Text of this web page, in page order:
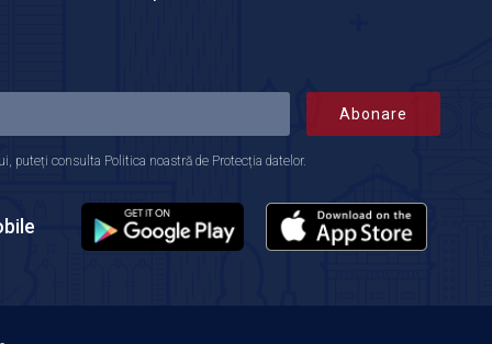
Abonare
puteți consulta Politica noastră de Protecția datelor.